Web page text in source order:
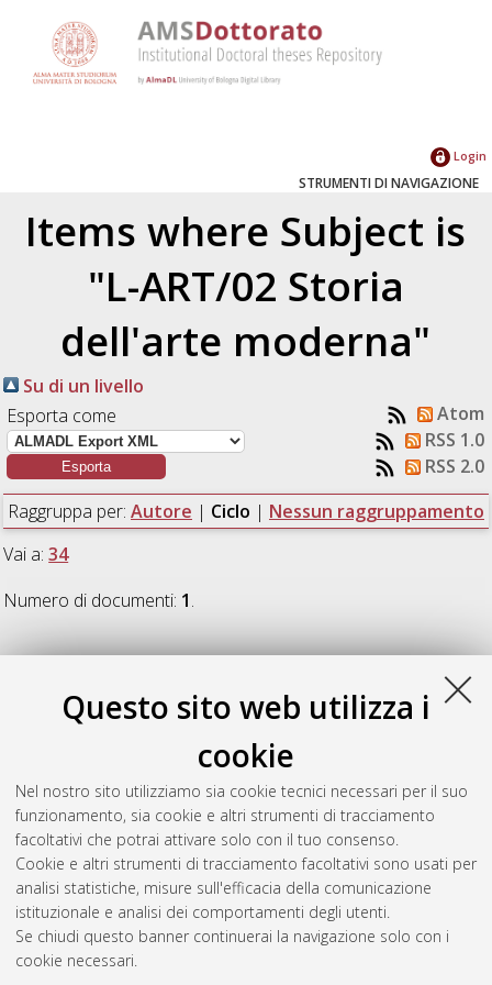
Questo sito web utilizza i
cookie
Nel nostro sito utilizziamo sia cookie tecnici necessari per il suo
funzionamento, sia cookie e altri strumenti di tracciamento
facoltativi che potrai attivare solo con il tuo consenso.
Cookie e altri strumenti di tracciamento facoltativi sono usati per
analisi statistiche, misure sull'efficacia della comunicazione
istituzionale e analisi dei comportamenti degli utenti.
Se chiudi questo banner continuerai la navigazione solo con i
cookie necessari.
Login
STRUMENTI DI NAVIGAZIONE
Items where Subject is
"L-ART/02 Storia
dell'arte moderna"
Su di un livello
Esporta come
Atom
RSS 1.0
RSS 2.0
Raggruppa per: Autore | Ciclo | Nessun raggruppamento
Vai a:34
Numero di documenti: 1.
34
Brusori, Giulia(2022)Nicolò dell'Abate in Francia: disegni e
progetti decorativi. Proposta per un catalogo
thesis], Alma Mater Studiorum Università di Bologna.
Dottorato di ricerca inArti visive, performative, mediali, 34
Ciclo. DOI 10.48676/unibo/amsdottorato/10222.
Questa lista e' stata generata il Thu Aug 6 20:31:03 2026
Atom